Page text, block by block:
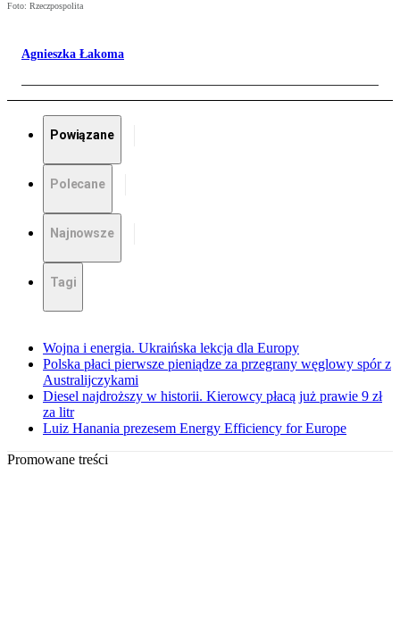
Foto: Rzeczpospolita
Agnieszka Łakoma
Powiązane
Polecane
Najnowsze
Tagi
Wojna i energia. Ukraińska lekcja dla Europy
Polska płaci pierwsze pieniądze za przegrany węglowy spór z
Australijczykami
Diesel najdroższy w historii. Kierowcy płacą już prawie 9 zł
za litr
Luiz Hanania prezesem Energy Efficiency for Europe
Promowane treści